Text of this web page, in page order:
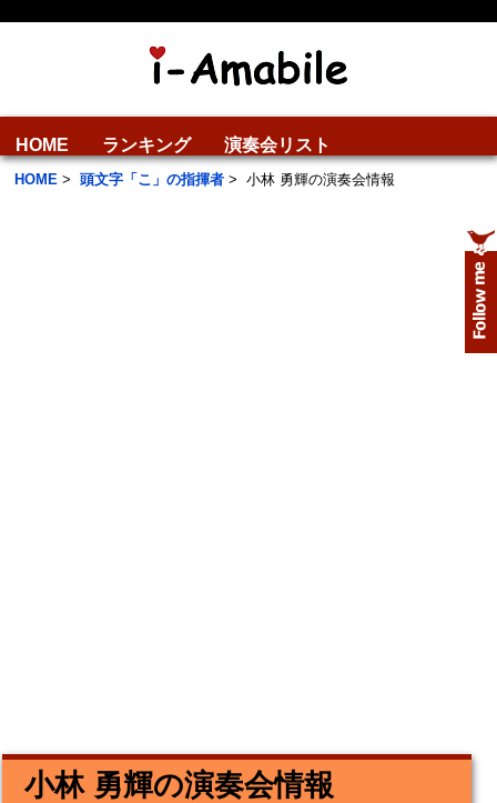
HOME ランキング 演奏会リスト
HOME > 頭文字「こ」の指揮者 > 小林 勇輝の演奏会情報
小林 勇輝の演奏会情報